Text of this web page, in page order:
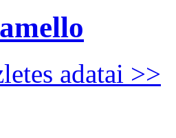
adatai >>